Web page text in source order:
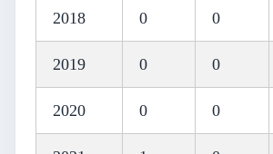
2018 0 0
2019 0 0
2020 0 0